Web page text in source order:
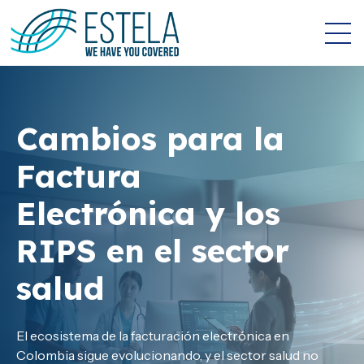
la facturación
electrónica y
limita la cantidad
de datos
necesarios para
expedir la factura
Cambios para la
Factura
Electrónica y los
RIPS en el sector
salud
El ecosistema de la facturación electrónica en
Colombia sigue evolucionando, y el sector salud no
El decreto que
busca agilizar la
factura electrónica
como título valor
en Colombia
En un movimiento estratégico para dinamizar la
liquidez de las medianas y pequeñas empresas en